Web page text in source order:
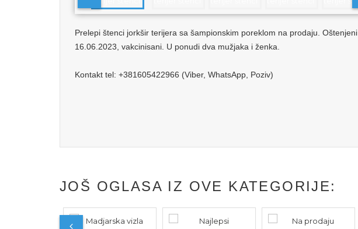
Prelepi štenci jorkšir terijera sa šampionskim poreklom na prodaju. Oštenjeni
16.06.2023, vakcinisani. U ponudi dva mužjaka i ženka.
Kontakt tel: +381605422966 (Viber, WhatsApp, Poziv)
JOŠ OGLASA IZ OVE KATEGORIJE: